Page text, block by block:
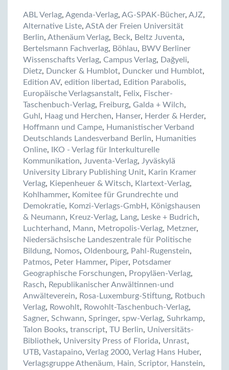
ABL Verlag, Agenda-Verlag, AG-SPAK-Bücher, AJZ,
Alternative Liste, AStA der Freien Universität
Berlin, Athenäum Verlag, Beck, Beltz Juventa,
Bertelsmann Fachverlag, Böhlau, BWV Berliner
Wissenschafts Verlag, Campus Verlag, Dağyeli,
Dietz, Duncker & Humblot, Duncker und Humblot,
Edition AV, edition libertad, Edition Parabolis,
Europäische Verlagsanstalt, Felix, Fischer-
Taschenbuch-Verlag, Freiburg, Galda + Wilch,
Guhl , Haag und Herchen, Hanser, Herder & Herder,
Hoffmann und Campe, Humanistischer Verband
Deutschlands Landesverband Berlin, Humanities
Online,
IKO - Verlag für Interkulturelle
Kommunikation, Juventa-Verlag, Jyväskylä
University Library Publishing Unit, Karin Kramer
Verlag, Kiepenheuer & Witsch, Klartext-Verlag,
Kohlhammer, Komitee für Grundrechte und
Demokratie, Komzi-Verlags-GmbH, Königshausen
& Neumann, Kreuz-Verlag, Lang, Leske + Budrich,
Luchterhand, Mann, Metropolis-Verlag, Metzner,
Niedersächsische Landeszentrale für Politische
Bildung, Nomos, Oldenbourg, Pahl-Rugenstein,
Patmos, Peter Hammer, Piper, Potsdamer
Geographische Forschungen, Propyläen-Verlag,
Rasch, Republikanischer Anwältinnen-und
Anwälteverein, Rosa-Luxemburg-Stiftung, Rotbuch
Verlag, Rowohlt, Rowohlt-Taschenbuch-Verlag,
Sagner, Schwann, Springer, spw-Verlag, Suhrkamp,
Talon Books, transcript, TU Berlin, Universitäts-
Bibliothek, University Press of Florida, Unrast,
UTB, Vastapaino, Verlag 2000, Verlag Hans Huber,
Verlagsgruppe Athenäum, Hain, Scriptor, Hanstein,